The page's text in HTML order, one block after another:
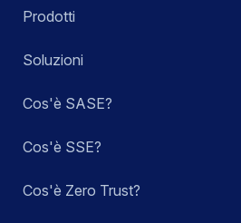
Prodotti
Soluzioni
Cos'è SASE?
Cos'è SSE?
Cos'è Zero Trust?